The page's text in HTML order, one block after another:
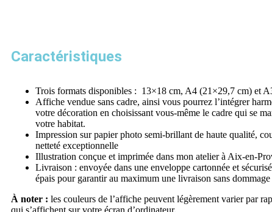
Caractéristiques
Trois formats disponibles : 13×18 cm, A4 (21×29,7 cm) et
Affiche vendue sans cadre, ainsi vous pourrez l’intégrer
votre décoration en choisissant vous-même le cadre qui se
votre habitat.
Impression sur papier photo semi-brillant de haute qualité,
netteté exceptionnelle
Illustration conçue et imprimée dans mon atelier à Aix-en-
Livraison : envoyée dans une enveloppe cartonnée et
épais pour garantir au maximum une livraison sans dommage
À noter : les couleurs de l’affiche peuvent légèrement varier par
qui s’affichent sur votre écran d’ordinateur.